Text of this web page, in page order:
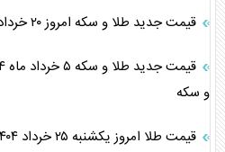
قیمت جدید طلا و سکه امروز ۲۰ خرداد ۱۴۰۴/ عقب نشینی طلا و سکه
و سکه
قیمت طلا امروز یکشنبه ۲۵ خرداد ۱۴۰۴